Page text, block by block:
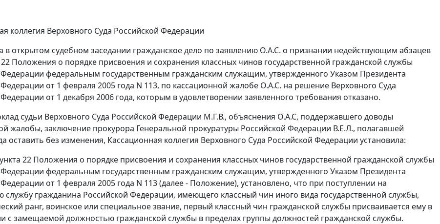
коллегия Верховного Суда Российской Федерации
в открытом судебном заседании гражданское дело по заявлению О.А.С. о признании недействующим абзацев
22 Положения о порядке присвоения и сохранения классных чинов государственной гражданской службы
федеральным государственным гражданским служащим, утвержденного Указом Президента
от 1 февраля 2005 года N 113, по кассационной жалобе О.А.С. на решение Верховного Суда
от 1 декабря 2006 года, которым в удовлетворении заявленного требования отказано.
судьи Верховного Суда Российской Федерации М.Г.В., объяснения О.А.С, поддержавшего доводы
жалобы, заключение прокурора Генеральной прокуратуры Российской Федерации В.Е.Л., полагавшей
оставить без изменения, Кассационная коллегия Верховного Суда Российской Федерации установила:
22 Положения о порядке присвоения и сохранения классных чинов государственной гражданской службы
федеральным государственным гражданским служащим, утвержденного Указом Президента
от 1 февраля 2005 года N 113 (далее - Положение), установлено, что при поступлении на
службу гражданина Российской Федерации, имеющего классный чин иного вида государственной службы,
ранг, воинское или специальное звание, первый классный чин гражданской службы присваивается ему в
с замещаемой должностью гражданской службы в пределах группы должностей гражданской службы.